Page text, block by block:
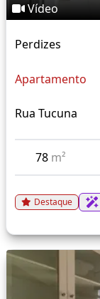
Vídeo
Perdizes
Apartamento
Rua Tucuna
78 m²
Destaque